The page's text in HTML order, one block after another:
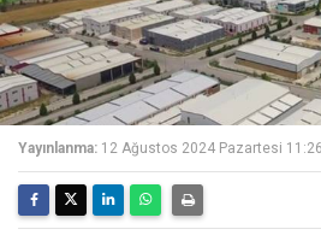
Yayınlanma: 12 Ağustos 2024 Pazartesi 11:26